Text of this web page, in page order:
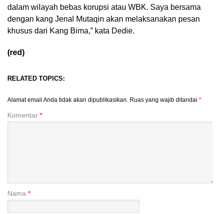
dalam wilayah bebas korupsi atau WBK. Saya bersama
dengan kang Jenal Mutaqin akan melaksanakan pesan
khusus dari Kang Bima,” kata Dedie.
(red)
RELATED TOPICS:
Alamat email Anda tidak akan dipublikasikan. Ruas yang wajib ditandai *
Komentar *
Nama *